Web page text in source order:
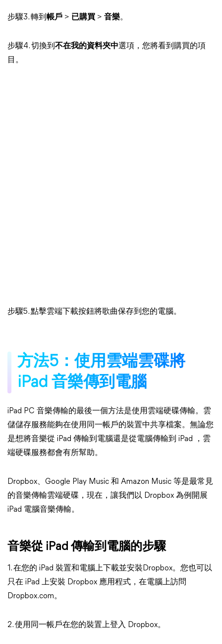
步驟3. 轉到 帳戶 > 已購買 > 音樂。
步驟4. 切換到 不在我的資料夾中選項，您將看到購買的項
目。
步驟5. 點擊雲端下載按鈕將歌曲保存到您的電腦。
方法5：使用雲端雲碟將
iPad 音樂傳到電腦
iPad PC 音樂傳輸的最後一個方法是使用雲端硬碟傳輸。雲
儲儲存服務能夠在使用同一帳戶的裝置中共享檔案。無論您
是想將音樂從 iPad 傳輸到電腦還是從電腦傳輸到 iPad ，雲
端硬碟服務都會有所幫助。
Dropbox、Google Play Music 和 Amazon Music 等是最常見
的音樂傳輸雲端硬碟，現在，讓我們以 Dropbox 為例開展
iPad 電腦音樂傳輸。
音樂從 iPad 傳輸到電腦的步驟
1. 在您的 iPad 裝置和電腦上下載並安裝Dropbox。您也可以
只在 iPad 上安裝 Dropbox 應用程式，在電腦上訪問
Dropbox.com。
2. 使用同一帳戶在您的裝置上登入 Dropbox。